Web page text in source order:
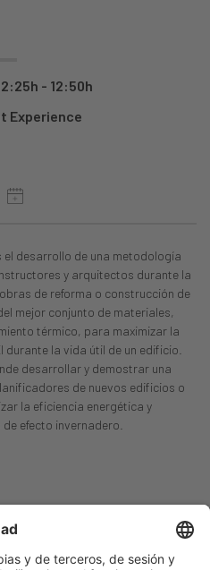
- 12:50h
Experience
el desarrollo de una metodología
y arquitectos durante la
de reforma o construcción de
mejor conjunto de materiales,
térmico, para maximizar la
durante la vida útil de un edificio.
desarrollar y demostrar una
de nuevos edificios o
la eficiencia energética y
efecto invernadero.